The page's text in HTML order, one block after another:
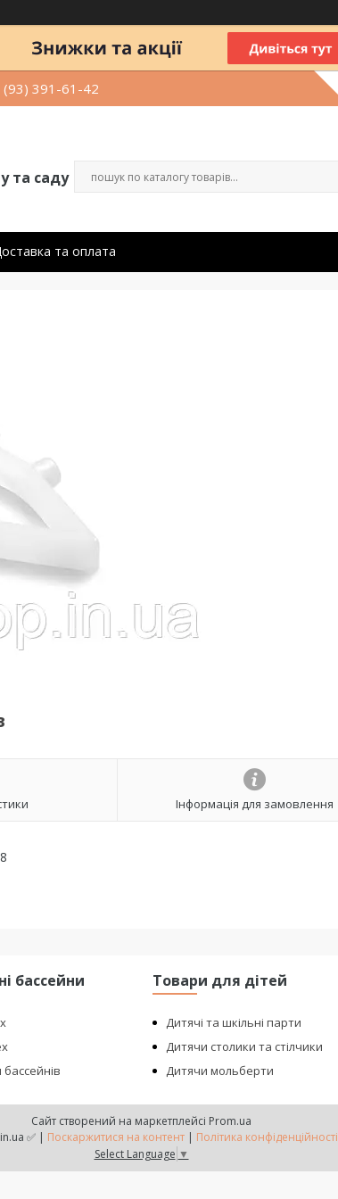
(93) 391-61-42
та саду
та оплата
Інформація для замовлення
бассейни
бассейнів
Товари для дітей
Дитячі та шкільні парти
Дитячи столики та стілчики
Дитячи мольберти
Сайт створений на маркетплейсі Prom.ua
Intex-Shop.in.ua ✅ | Поскаржитися на контент | Політика конфіденційності
Select Language ▼